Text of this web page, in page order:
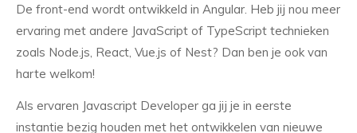
De front-end wordt ontwikkeld in Angular. Heb jij nou meer
ervaring met andere JavaScript of TypeScript technieken
zoals Node.js, React, Vue.js of Nest? Dan ben je ook van
harte welkom!
Als ervaren Javascript Developer ga jij je in eerste
instantie bezig houden met het ontwikkelen van nieuwe